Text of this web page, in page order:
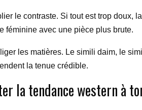
le contraste. Si tout est trop doux,
féminine avec une pièce plus brute.
les matières. Le simili daim, le
la tenue crédible.
la tendance western à